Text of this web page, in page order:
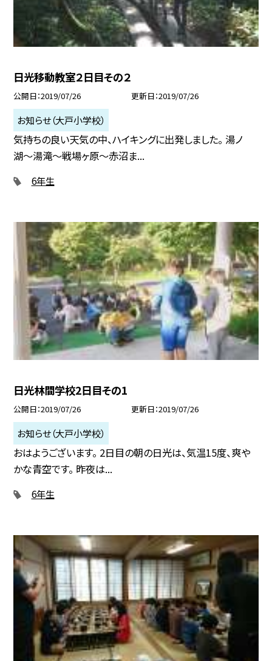
日光移動教室２日目その２
公開日 2019/07/26 更新日 2019/07/26
お知らせ（大戸小学校）
気持ちの良い天気の中、ハイキングに出発しました。 湯ノ
湖〜湯滝〜戦場ヶ原〜赤沼ま...
6年生
日光林間学校2日目その1
公開日 2019/07/26 更新日 2019/07/26
お知らせ（大戸小学校）
おはようございます。 2日目の朝の日光は、気温15度、爽や
かな青空です。 昨夜は...
6年生